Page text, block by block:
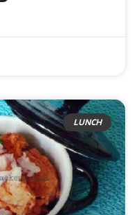
LUNCH